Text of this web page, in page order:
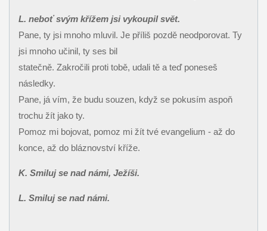
L. neboť svým křížem jsi vykoupil svět.
Pane, ty jsi mnoho mluvil. Je příliš pozdě neodporovat. Ty
jsi mnoho učinil, ty ses bil
statečně. Zakročili proti tobě, udali tě a teď poneseš
následky.
Pane, já vím, že budu souzen, když se pokusím aspoň
trochu žít jako ty.
Pomoz mi bojovat, pomoz mi žít tvé evangelium - až do
konce, až do bláznovství kříže.
K. Smiluj se nad námi, Ježíši.
L. Smiluj se nad námi.